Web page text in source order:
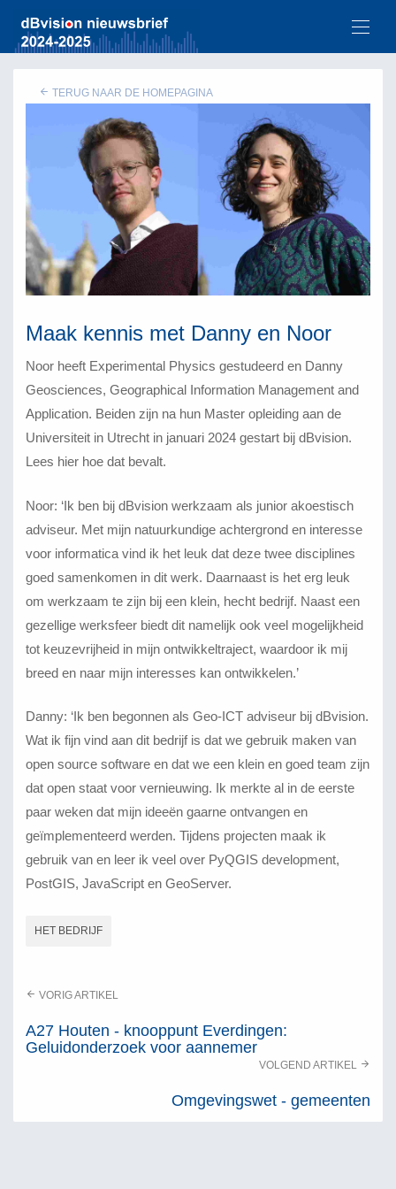
TERUG NAAR DE HOMEPAGINA
Maak kennis met Danny en Noor
Noor heeft Experimental Physics gestudeerd en Danny
Geosciences, Geographical Information Management and
Application. Beiden zijn na hun Master opleiding aan de
Universiteit in Utrecht in januari 2024 gestart bij dBvision.
Lees hier hoe dat bevalt.
Noor: ‘Ik ben bij dBvision werkzaam als junior akoestisch
adviseur. Met mijn natuurkundige achtergrond en interesse
voor informatica vind ik het leuk dat deze twee disciplines
goed samenkomen in dit werk. Daarnaast is het erg leuk
om werkzaam te zijn bij een klein, hecht bedrijf. Naast een
gezellige werksfeer biedt dit namelijk ook veel mogelijkheid
tot keuzevrijheid in mijn ontwikkeltraject, waardoor ik mij
breed en naar mijn interesses kan ontwikkelen.’
Danny: ‘Ik ben begonnen als Geo-ICT adviseur bij dBvision.
Wat ik fijn vind aan dit bedrijf is dat we gebruik maken van
open source software en dat we een klein en goed team zijn
dat open staat voor vernieuwing. Ik merkte al in de eerste
paar weken dat mijn ideeën gaarne ontvangen en
geïmplementeerd werden. Tijdens projecten maak ik
gebruik van en leer ik veel over PyQGIS development,
PostGIS, JavaScript en GeoServer.
HET BEDRIJF
VORIG ARTIKEL
A27 Houten - knooppunt Everdingen:
Geluidonderzoek voor aannemer
VOLGEND ARTIKEL
Omgevingswet - gemeenten